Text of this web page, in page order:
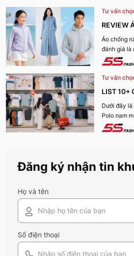
Tư vấn
REVIEW
TIA UV,
CỦA 5S
Áo chống
đánh giá là
áo đáng
giá tích cực
viết nhé!
Tư vấn
LIST 10+
MÙA HÈ
FASHION
Dưới đây
Polo nam
hệ thống
Đăng ký nhận tin
Họ và tên
Số điện thoại